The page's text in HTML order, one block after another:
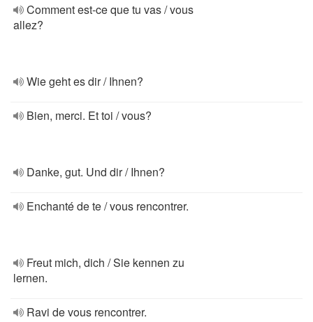
Comment est-ce que tu vas / vous
allez?
Wie geht es dir / Ihnen?
Bien, merci. Et toi / vous?
Danke, gut. Und dir / Ihnen?
Enchanté de te / vous rencontrer.
Freut mich, dich / Sie kennen zu
lernen.
Ravi de vous rencontrer.